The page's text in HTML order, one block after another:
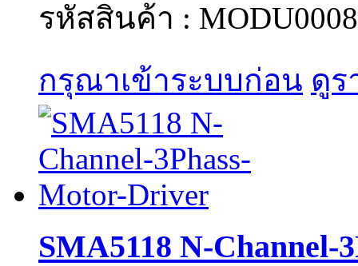
รหัสสินค้า : MODU0008
กรุณาเข้าระบบก่อน ดูร
SMA5118 N-Channel-